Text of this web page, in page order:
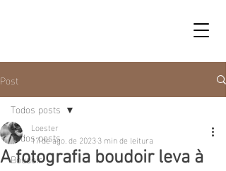
Post
Todos posts
Boudoir
Todos posts
A fotografia boudoir leva à
Loester
17 de ago. de 20233 min de leitura